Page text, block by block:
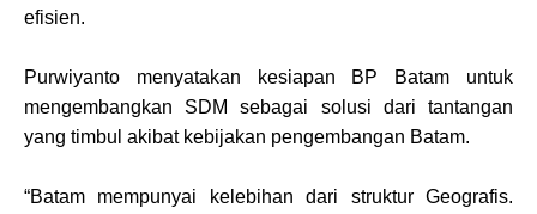
efisien.
Purwiyanto menyatakan kesiapan BP Batam untuk
mengembangkan SDM sebagai solusi dari tantangan
yang timbul akibat kebijakan pengembangan Batam.
“Batam mempunyai kelebihan dari struktur Geografis.